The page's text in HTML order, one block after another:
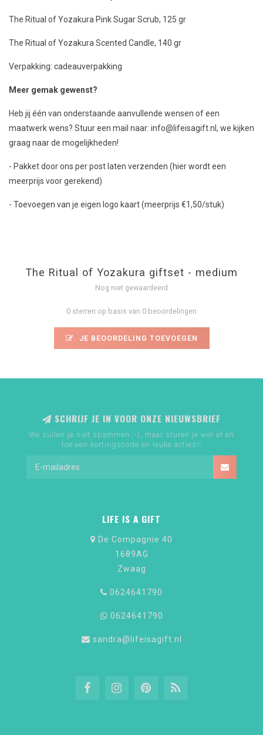
The Ritual of Yozakura Pink Sugar Scrub, 125 gr
The Ritual of Yozakura Scented Candle, 140 gr
Verpakking: cadeauverpakking
Meer gemak gewenst?
Heb jij één van onderstaande aanvullende wensen of een
maatwerk wens? Stuur een mail naar: info@lifeisagift.nl , we kijken
graag naar de mogelijkheden!
- Pakket door ons per post laten verzenden (hier wordt een
meerprijs voor gerekend)
- Toevoegen van je eigen logo kaart (meerprijs €1,50/stuk)
The Ritual of Yozakura giftset - medium
Nog niet gewaardeerd
0 sterren op basis van 0 beoordelingen
JE BEOORDELING TOEVOEGEN
SCHRIJF JE IN VOOR ONZE NIEUWSBRIEF
We zullen je niet spammen :-), maar sturen je wel af en
toe een kortingscode en leuke acties!!
LIFE IS A GIFT
De Compagnie 40
1689AG
Zwaag
0624641790
0624641790
sandra@lifeisagift.nl